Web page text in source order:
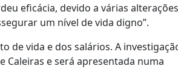
eficácia, devido a várias alterações
um nível de vida digno”.
de vida e dos salários. A
Caleiras e será apresentada numa